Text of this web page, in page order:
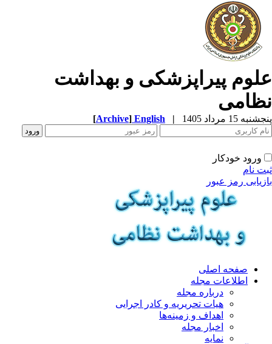
پیراپزشکی و بهداشت
15 مرداد 1405 |
English
[Archive]
ورود خودکار
نام
رمز عبور
صفحه اصلی
اطلاعات مجله
درباره مجله
هیات تحریریه و کادر اجرایی
اهداف و زمینه‌ها
اخبار مجله
نمایه